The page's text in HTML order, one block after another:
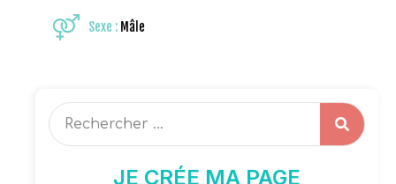
Sexe : Mâle
JE CRÉE MA PAGE